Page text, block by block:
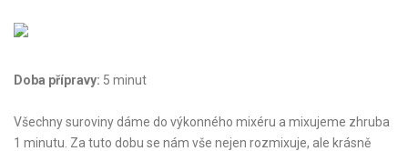
Doba přípravy: 5 minut
Všechny suroviny dáme do výkonného mixéru a mixujeme zhruba
1 minutu. Za tuto dobu se nám vše nejen rozmixuje, ale krásně